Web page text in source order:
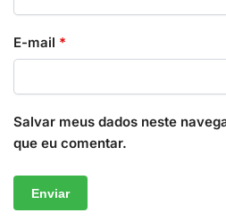
E-mail *
Salvar meus dados neste
que eu comentar.